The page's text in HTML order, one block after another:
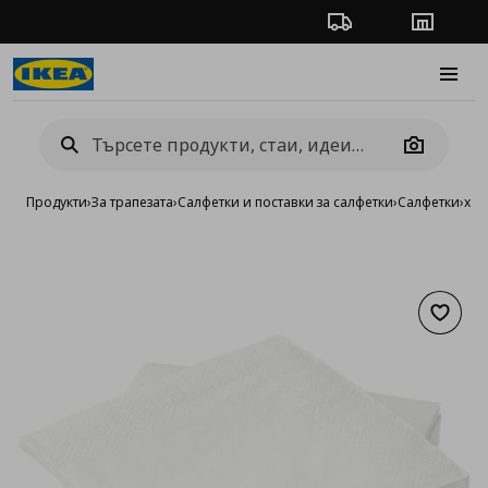
Проследяване на
Camera
Продукти›За трапезата›Салфетки и поставки за салфетки›Салфетки›